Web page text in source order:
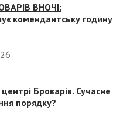
ВНОЧІ:
комендантську годину
26
Броварів. Сучасне
порядку?